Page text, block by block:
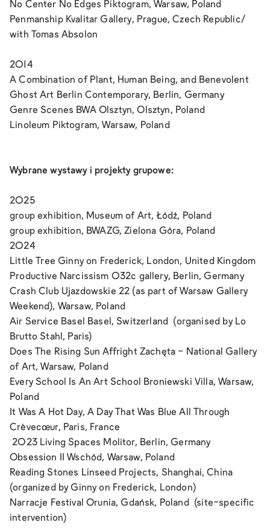
No Center No Edges Piktogram, Warsaw, Poland
Penmanship Kvalitar Gallery, Prague, Czech Republic/
with Tomas Absolon
2014
A Combination of Plant, Human Being, and Benevolent
GhostArt Berlin Contemporary, Berlin, Germany
Genre Scenes BWA Olsztyn, Olsztyn, Poland
Linoleum Piktogram, Warsaw, Poland
Wybrane wystawy i projekty grupowe:
2025
group exhibition, Museum of Art, Łódź, Poland
group exhibition, BWAZG, Zielona Góra, Poland
2024
Little Tree Ginny on Frederick, London, United Kingdom
Productive Narcissism 032c gallery, Berlin, Germany
Crash ClubUjazdowskie 22 (as part of Warsaw Gallery
Weekend), Warsaw, Poland
Air Service Basel
Basel, Switzerland (organised by Lo
Brutto Stahl, Paris)
Does The Rising Sun AffrightZachęta - National Gallery
of Art, Warsaw, Poland
Every School Is An Art School
Broniewski Villa, Warsaw,
Poland
It Was A Hot Day, A Day That Was Blue All Through
Crèvecœur, Paris, France
2023 Living Spaces Molitor, Berlin, Germany
Obsession II
Wschód, Warsaw, Poland
Reading Stones Linseed Projects, Shanghai, China
(organized by Ginny on Frederick, London)
Narracje Festival Orunia, Gdańsk, Poland (site-specific
intervention)